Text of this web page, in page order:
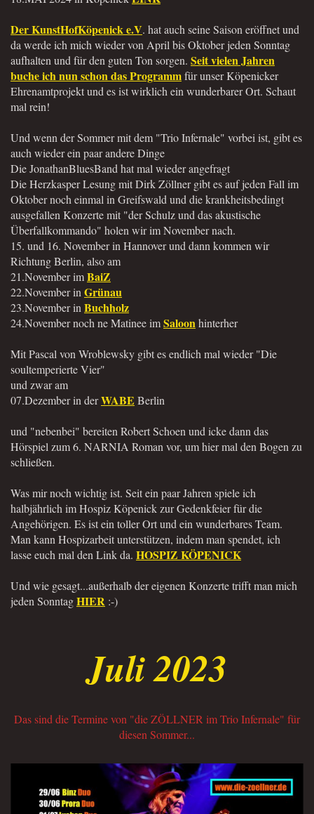
Der KunstHofKöpenick e.V. hat auch seine Saison eröffnet und
da werde ich mich wieder von April bis Oktober jeden Sonntag
aufhalten und für den guten Ton sorgen. Seit vielen Jahren
buche ich nun schon das Programmfür unser Köpenicker
Ehrenamtprojekt und es ist wirklich ein wunderbarer Ort. Schaut
mal rein!
Und wenn der Sommer mit dem "Trio Infernale" vorbei ist, gibt es
auch wieder ein paar andere Dinge
Die JonathanBluesBand hat mal wieder angefragt
Die Herzkasper Lesung mit Dirk Zöllner gibt es auf jeden Fall im
Oktober noch einmal in Greifswald und die krankheitsbedingt
ausgefallen Konzerte mit "der Schulz und das akustische
Überfallkommando" holen wir im November nach.
15. und 16. November in Hannover und dann kommen wir
Richtung Berlin, also am
21.November imBaiZ
22.November in Grünau
23.November in Buchholz
24.November noch ne Matinee imSaloonhinterher
Mit Pascal von Wroblewsky gibt es endlich mal wieder "Die
soultemperierte Vier"
und zwar am
07.Dezember in derWABE Berlin
und "nebenbei" bereiten Robert Schoen und icke dann das
Hörspiel zum 6. NARNIA Roman vor, um hier mal den Bogen zu
schließen.
Was mir noch wichtig ist. Seit ein paar Jahren spiele ich
halbjährlich im Hospiz Köpenick zur Gedenkfeier für die
Angehörigen. Es ist ein toller Ort und ein wunderbares Team.
Man kann Hospizarbeit unterstützen, indem man spendet, ich
lasse euch mal den Link da. HOSPIZ KÖPENICK
Und wie gesagt...außerhalb der eigenen Konzerte trifft man mich
jeden SonntagHIER :-)
Juli 2023
Das sind die Termine von "die ZÖLLNER im Trio Infernale" für
diesen Sommer...